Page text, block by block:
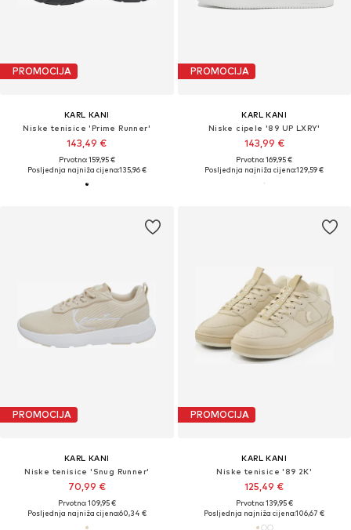
PROMOCIJA
KARL KANI
Niske tenisice 'Prime Runner'
143,49 €
Prvotno: 159,95 €
Posljednja najniža cijena:135,96 €
PROMOCIJA
KARL KANI
Niske cipele '89 UP LXRY'
143,99 €
Prvotno: 169,95 €
Posljednja najniža cijena:129,59 €
PROMOCIJA
KARL KANI
Niske tenisice 'Snug Runner'
70,99 €
Prvotno: 109,95 €
Posljednja najniža cijena:60,34 €
PROMOCIJA
KARL KANI
Niske tenisice '89 2K'
125,49 €
Prvotno: 139,95 €
Posljednja najniža cijena:106,67 €